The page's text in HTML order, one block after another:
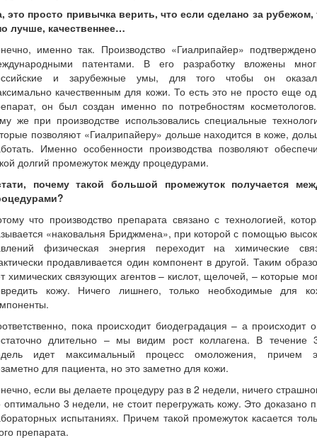
это просто привычка верить, что если сделано за рубежом,
лучше, качественнее…
именно так. Производство «Гиалрипайер»
патентами. В его разработку вложены
и зарубежные умы, для того чтобы он
качественным для кожи. То есть это не просто еще
он был создан именно по потребностям
же при производстве использовались специальные
позволяют «Гиалрипайеру» дольше находится в коже,
Именно особенности производства позволяют
долгий промежуток между процедурами.
почему такой большой промежуток получается
что производство препарата связано с технологией,
«наковальня Бриджмена», при которой с помощью
физическая энергия переходит на химические
продавливается один компонент в другой. Таким
химических связующих агентов – кислот, щелочей, – которые
кожу. Ничего лишнего, только необходимые для
пока происходит биодеградация – а происходит
длительно – мы видим рост коллагена. В течение
идет максимальный процесс омоложения, причем
для пациента, но это заметно для кожи.
если вы делаете процедуру раз в 2 недели, ничего
оптимально 3 недели, не стоит перегружать кожу. Это доказано
испытаниях. Причем такой промежуток касается
препарата.